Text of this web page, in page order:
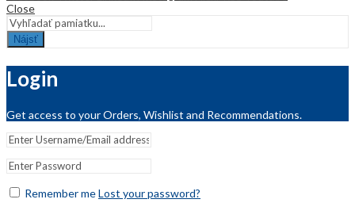
Close
Nájsť
Login
Get access to your Orders, Wishlist and Recommendations.
Remember meLost your password?